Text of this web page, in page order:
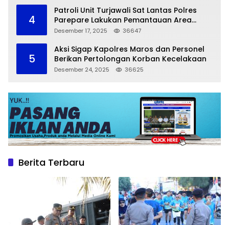
4
Patroli Unit Turjawali Sat Lantas Polres
Parepare Lakukan Pemantauan Area
Larangan Parkir
Desember 17, 2025 36647
5
Aksi Sigap Kapolres Maros dan Personel
Berikan Pertolongan Korban Kecelakaan
Desember 24, 2025 36625
Berita Terbaru